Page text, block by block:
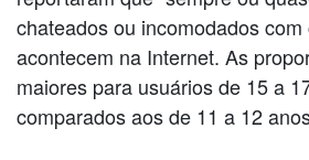
chateados ou incomodados
acontecem na Internet. As
maiores para usuários de 15 a
comparados aos de 11 a 12